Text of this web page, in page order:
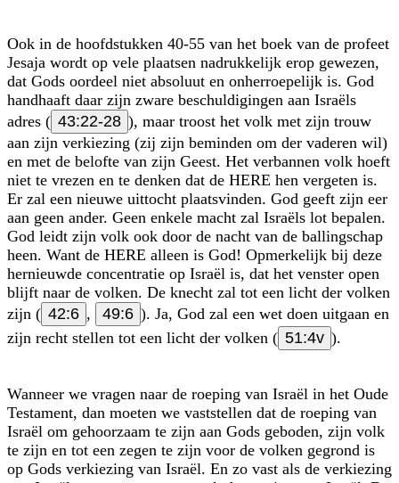
Ook in de hoofdstukken 40-55 van het boek van de profeet
Jesaja wordt op vele plaatsen nadrukkelijk erop gewezen,
dat Gods oordeel niet absoluut en onherroepelijk is. God
handhaaft daar zijn zware beschuldigingen aan Israëls
adres ( 43:22-28 ), maar troost het volk met zijn trouw
aan zijn verkiezing (zij zijn beminden om der vaderen wil)
en met de belofte van zijn Geest. Het verbannen volk hoeft
niet te vrezen en te denken dat de HERE hen vergeten is.
Er zal een nieuwe uittocht plaatsvinden. God geeft zijn eer
aan geen ander. Geen enkele macht zal Israëls lot bepalen.
God leidt zijn volk ook door de nacht van de ballingschap
heen. Want de HERE alleen is God! Opmerkelijk bij deze
hernieuwde concentratie op Israël is, dat het venster open
blijft naar de volken. De knecht zal tot een licht der volken
zijn ( 42:6 , 49:6 ). Ja, God zal een wet doen uitgaan en
zijn recht stellen tot een licht der volken ( 51:4v ).
Wanneer we vragen naar de roeping van Israël in het Oude
Testament, dan moeten we vaststellen dat de roeping van
Israël om gehoorzaam te zijn aan Gods geboden, zijn volk
te zijn en tot een zegen te zijn voor de volken gegrond is
op Gods verkiezing van Israël. En zo vast als de verkiezing